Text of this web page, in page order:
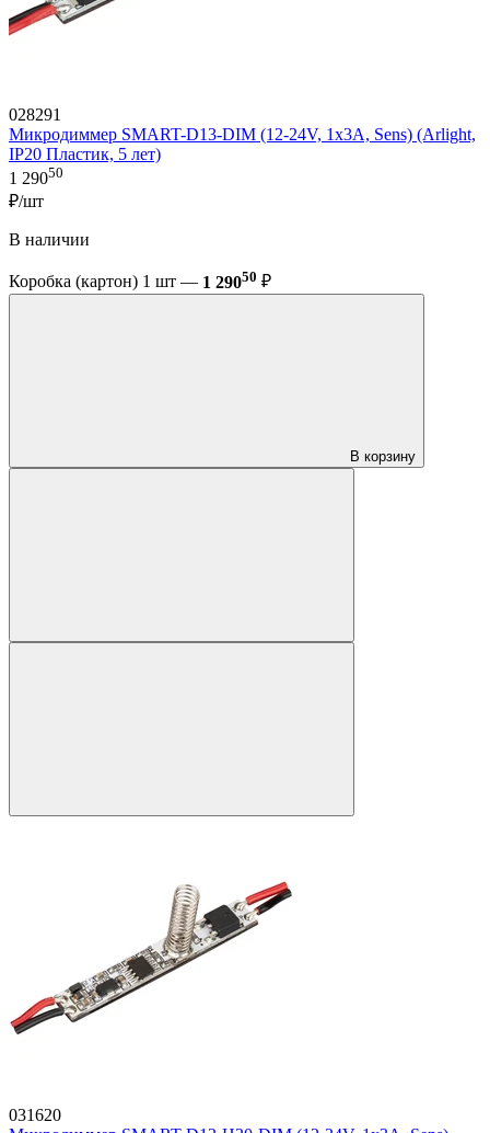
028291
Микродиммер SMART-D13-DIM (12-24V, 1x3A, Sens) (Arlight,
IP20 Пластик, 5 лет)
1 29050
₽/шт
В наличии
Коробка (картон) 1 шт — 1 29050 ₽
В корзину
031620